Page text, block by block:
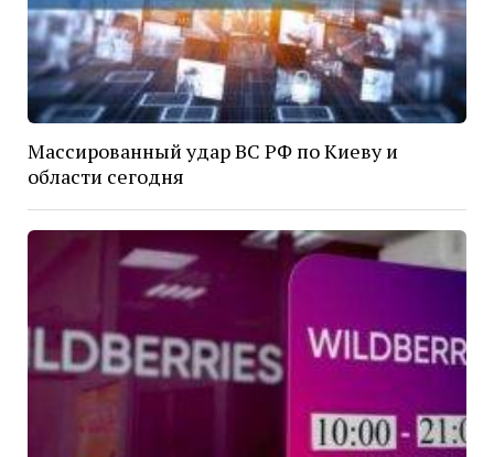
Массированный удар ВС РФ по Киеву и
области сегодня